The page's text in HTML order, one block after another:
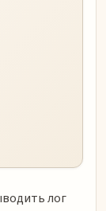
лог